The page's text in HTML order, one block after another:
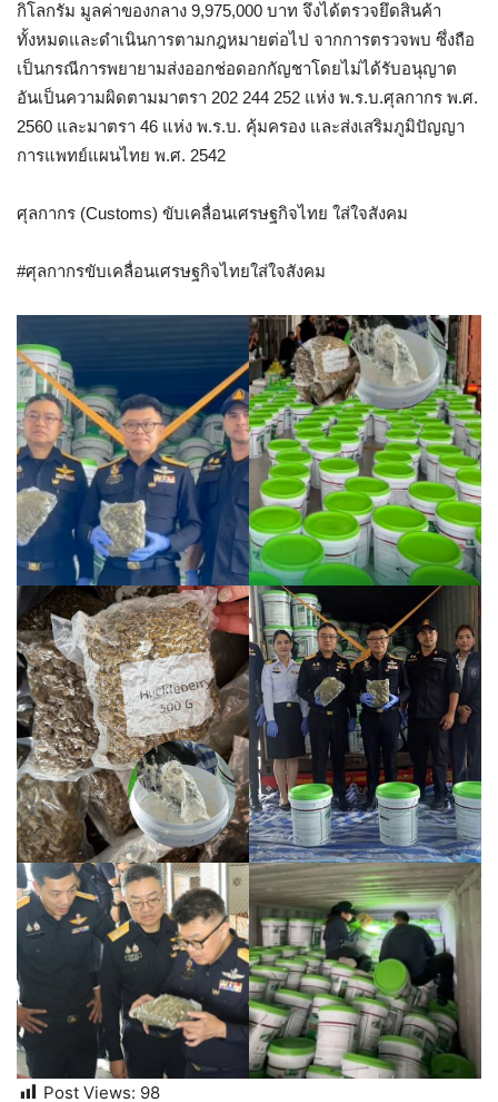
กิโลกรัม มูลค่าของกลาง 9,975,000 บาท จึงได้ตรวจยึดสินค้า
ทั้งหมดและดำเนินการตามกฎหมายต่อไป จากการตรวจพบ ซึ่งถือ
เป็นกรณีการพยายามส่งออกช่อดอกกัญชาโดยไม่ได้รับอนุญาต
อันเป็นความผิดตามมาตรา 202 244 252 แห่ง พ.ร.บ.ศุลกากร พ.ศ.
2560 และมาตรา 46 แห่ง พ.ร.บ. คุ้มครอง และส่งเสริมภูมิปัญญา
การแพทย์แผนไทย พ.ศ. 2542
ศุลกากร (Customs) ขับเคลื่อนเศรษฐกิจไทย ใส่ใจสังคม
#ศุลกากรขับเคลื่อนเศรษฐกิจไทยใส่ใจสังคม
Post Views: 98